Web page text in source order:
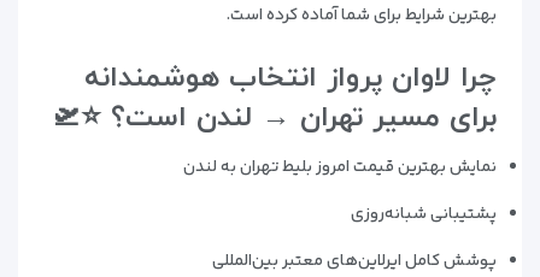
بهترین شرایط برای شما آماده کرده است.
چرا لاوان پرواز انتخاب هوشمندانه
برای مسیر تهران → لندن است؟ ⭐🛫
نمایش بهترین قیمت امروز بلیط تهران به لندن
پشتیبانی شبانه‌روزی
پوشش کامل ایرلاین‌های معتبر بین‌المللی